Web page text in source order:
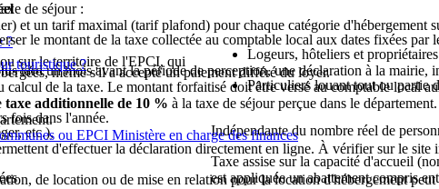
etc.),
sur le territoire de l'EPCI, qui
Logeurs, hôteliers et
Particuliers louant tout ou partie
Indépendante du nombre réel de
Taxe assise sur la capacité d'accueil
est appliquée un abattement compris
et un tarif maximal (tarif plafond) pour chaque catégorie d'hébergement
?
même s'il a accepté un paiement différé du loyer.
taxe additionnelle de 10 % à la taxe de séjour perçue dans le
de séjour :
le montant de la taxe collectée au comptable local aux dates fixées
tard un mois avant la période de perception, une déclaration à la mairie,
calcul de la taxe. Le montant forfaitisé doit être versé au comptable local
fois dans l'année.
d'effectuer la déclaration directement en ligne. À vérifier sur le
de location ou de mise en relation pour la location d'hébergement
touristique ?
ou EPCI Ministère en charge des finances